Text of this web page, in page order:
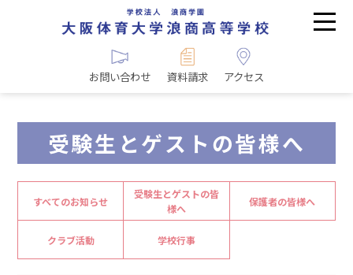
お問い合わせ 資料請求 アクセス
受験生とゲストの皆様へ
すべてのお知らせ
受験生とゲストの皆
様へ
保護者の皆様へ
クラブ活動 学校行事